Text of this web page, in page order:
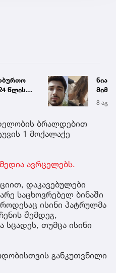
წლის
ნია
8 აგვ
ბრალდებით
1 მოქალაქე
მედია ავრცელებს.
დაკავებულები
საცხოვრებელ ბინაში
ისინი პატრულმა
შემდეგ,
თუმცა ისინი
განკუთვნილი